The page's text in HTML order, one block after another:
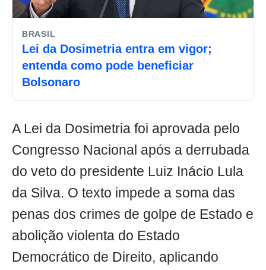
BRASIL
Lei da Dosimetria entra em vigor;
entenda como pode beneficiar
Bolsonaro
A Lei da Dosimetria foi aprovada pelo
Congresso Nacional após a derrubada
do veto do presidente Luiz Inácio Lula
da Silva. O texto impede a soma das
penas dos crimes de golpe de Estado e
abolição violenta do Estado
Democrático de Direito, aplicando